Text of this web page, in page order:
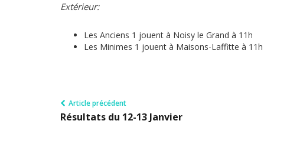
Extérieur:
Les Anciens 1 jouent à Noisy le Grand à 11h
Les Minimes 1 jouent à Maisons-Laffitte à 11h
Article précédent
Résultats du 12-13 Janvier